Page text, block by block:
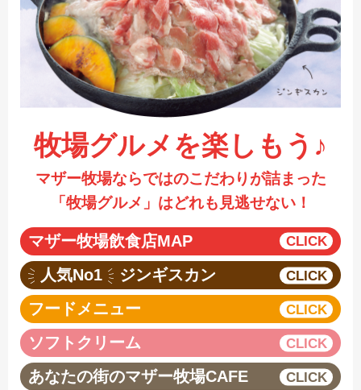
牧場グルメを楽しもう♪
マザー牧場ならではのこだわりが詰まった
「牧場グルメ」はどれも見逃せない！
マザー牧場飲食店MAP
人気No1
ジンギスカン
フードメニュー
ソフトクリーム
あなたの街のマザー牧場CAFE